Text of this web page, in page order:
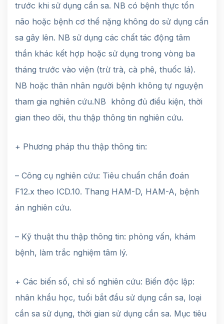
trước khi sử dụng cần sa. NB có bệnh thực tổn
não hoặc bệnh cơ thể nặng không do sử dụng cần
sa gây lên. NB sử dụng các chất tác động tâm
thần khác kết hợp hoặc sử dụng trong vòng ba
tháng trước vào viện (trừ trà, cà phê, thuốc lá).
NB hoặc thân nhân người bệnh không tự nguyện
tham gia nghiên cứu.NB không đủ điều kiện, thời
gian theo dõi, thu thập thông tin nghiên cứu.
+ Phương pháp thu thập thông tin:
– Công cụ nghiên cứu: Tiêu chuẩn chẩn đoán
F12.x theo ICD.10. Thang HAM-D, HAM-A, bệnh
án nghiên cứu.
– Kỹ thuật thu thập thông tin: phỏng vấn, khám
bệnh, làm trắc nghiệm tâm lý.
+ Các biến số, chỉ số nghiên cứu: Biến độc lập:
nhân khẩu học, tuổi bắt đầu sử dụng cần sa, loại
cần sa sử dụng, thời gian sử dụng cần sa. Mục tiêu